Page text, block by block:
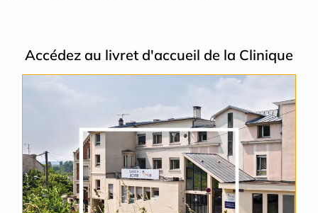
Accédez au livret d'accueil de la Clinique